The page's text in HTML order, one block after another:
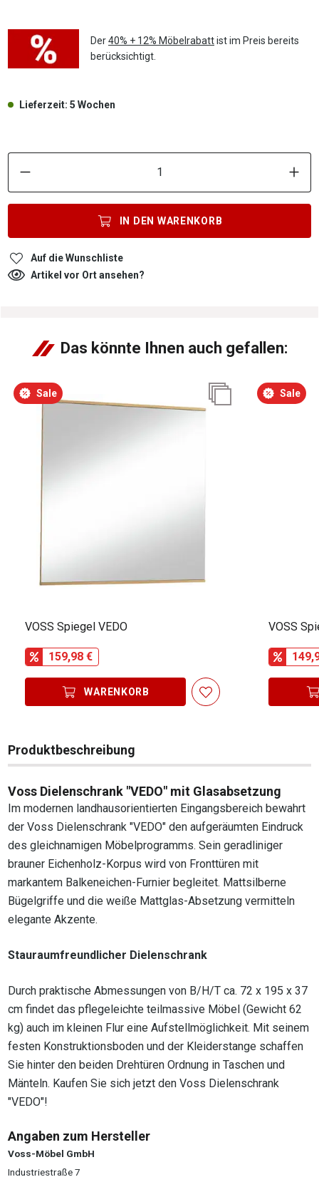
Der40% + 12% Möbelrabattist im Preis bereits
berücksichtigt.
Lieferzeit: 5 Wochen
IN DEN WARENKORB
Auf die Wunschliste
Artikel vor Ort ansehen?
Das könnte Ihnen auch gefallen:
Sale
VOSS Spiegel VEDO
159,98 €
WARENKORB
Sale
VOSS
Produktbeschreibung
Voss Dielenschrank "VEDO" mit Glasabsetzung
Im modernen landhausorientierten Eingangsbereich bewahrt
der Voss Dielenschrank "VEDO" den aufgeräumten Eindruck
des gleichnamigen Möbelprogramms. Sein geradliniger
brauner Eichenholz-Korpus wird von Fronttüren mit
markantem Balkeneichen-Furnier begleitet. Mattsilberne
Bügelgriffe und die weiße Mattglas-Absetzung vermitteln
elegante Akzente.
Stauraumfreundlicher Dielenschrank
Durch praktische Abmessungen von B/H/T ca. 72 x 195 x 37
cm findet das pflegeleichte teilmassive Möbel (Gewicht 62
kg) auch im kleinen Flur eine Aufstellmöglichkeit. Mit seinem
festen Konstruktionsboden und der Kleiderstange schaffen
Sie hinter den beiden Drehtüren Ordnung in Taschen und
Mänteln. Kaufen Sie sich jetzt den Voss Dielenschrank
"VEDO"!
Angaben zum Hersteller
Voss-Möbel GmbH
Industriestraße 7